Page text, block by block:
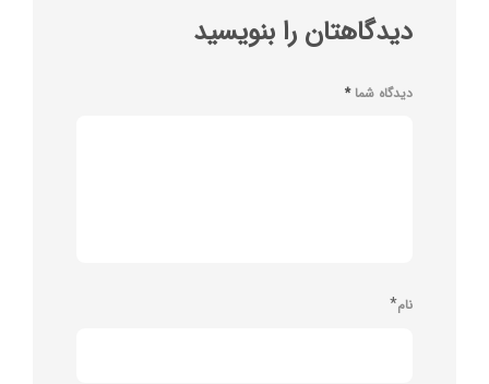
دیدگاهتان را بنویسید
دیدگاه شما*
نام*